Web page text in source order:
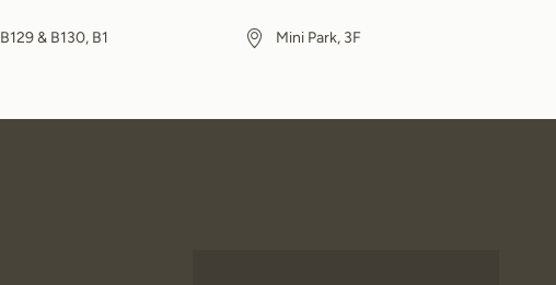
B129 & B130, B1 Mini Park, 3F